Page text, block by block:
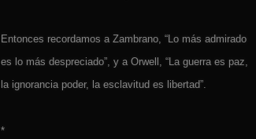
Entonces recordamos a Zambrano, “Lo más admirado
es lo más despreciado”, y a Orwell, “La guerra es paz,
la ignorancia poder, la esclavitud es libertad”.
*